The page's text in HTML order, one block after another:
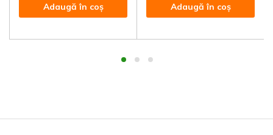
Adaugă în coș Adaugă în coș